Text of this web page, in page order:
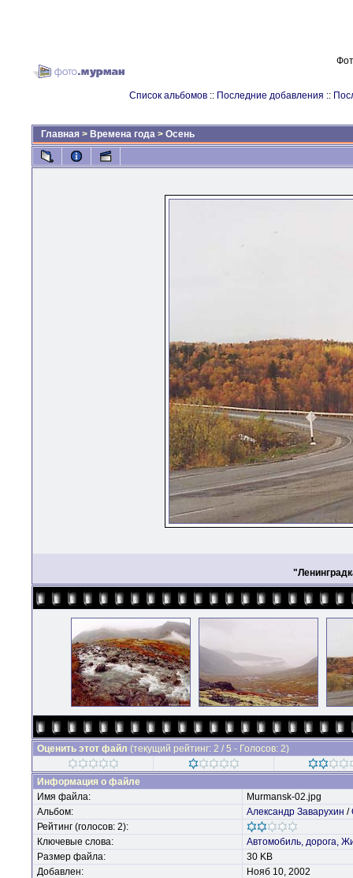
Список альбомов :: Последние добавления ::
Главная > Времена года > Осень
Оценить этот файл (текущий рейтинг: 2 / 5 - Голосов: 2)
Информация о файле
Имя файла:
Murmansk-02.jpg
Альбом:
Александр Заварухин /
Рейтинг (голосов: 2):
Ключевые слова:
Автомобиль, дорога,
Размер файла:
30 KB
Добавлен:
Нояб 10, 2002